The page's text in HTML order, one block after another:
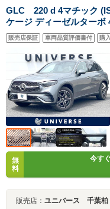
GLC 220 d 4マチック
ケージ ディーゼルター
PKG ドライバーズPKG
PKG パノラミックスラ
Burmester リアアク
ETC 禁煙車
販売店保証 車両品質評価書付 購
無
料
今す
販売店： ユニバース 千葉柏